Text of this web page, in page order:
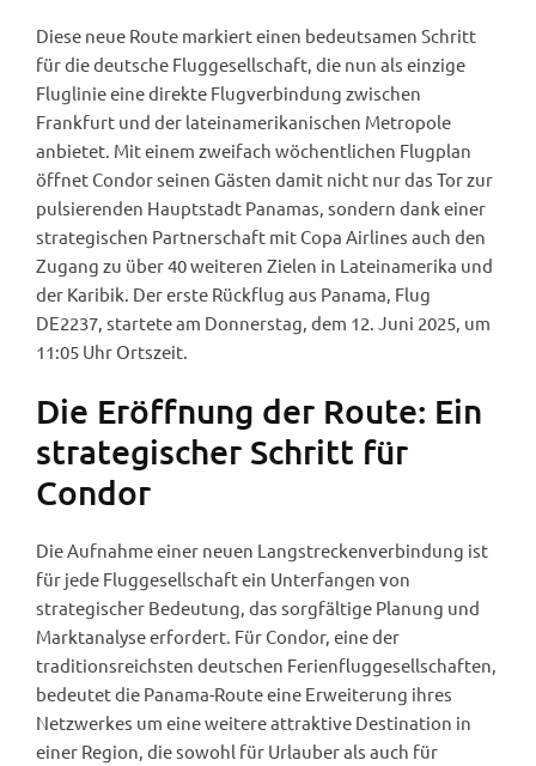
Diese neue Route markiert einen bedeutsamen Schritt
für die deutsche Fluggesellschaft, die nun als einzige
Fluglinie eine direkte Flugverbindung zwischen
Frankfurt und der lateinamerikanischen Metropole
anbietet. Mit einem zweifach wöchentlichen Flugplan
öffnet Condor seinen Gästen damit nicht nur das Tor zur
pulsierenden Hauptstadt Panamas, sondern dank einer
strategischen Partnerschaft mit Copa Airlines auch den
Zugang zu über 40 weiteren Zielen in Lateinamerika und
der Karibik. Der erste Rückflug aus Panama, Flug
DE2237, startete am Donnerstag, dem 12. Juni 2025, um
11:05 Uhr Ortszeit.
Die Eröffnung der Route: Ein
strategischer Schritt für
Condor
Die Aufnahme einer neuen Langstreckenverbindung ist
für jede Fluggesellschaft ein Unterfangen von
strategischer Bedeutung, das sorgfältige Planung und
Marktanalyse erfordert. Für Condor, eine der
traditionsreichsten deutschen Ferienfluggesellschaften,
bedeutet die Panama-Route eine Erweiterung ihres
Netzwerkes um eine weitere attraktive Destination in
einer Region, die sowohl für Urlauber als auch für